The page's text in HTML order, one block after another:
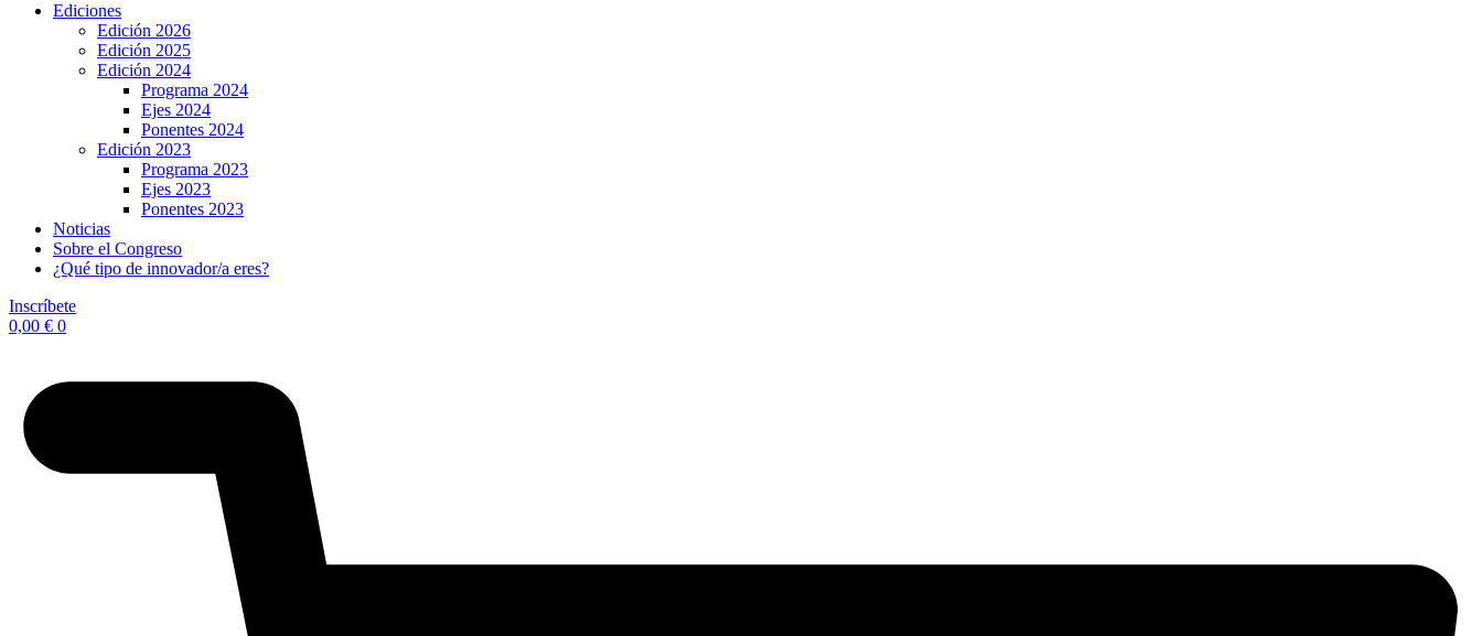
Ediciones
Edición 2026
Edición 2025
Edición 2024
Programa 2024
Ejes 2024
Ponentes 2024
Edición 2023
Programa 2023
Ejes 2023
Ponentes 2023
Noticias
Sobre el Congreso
¿Qué tipo de innovador/a eres?
Inscríbete
0,00 € 0